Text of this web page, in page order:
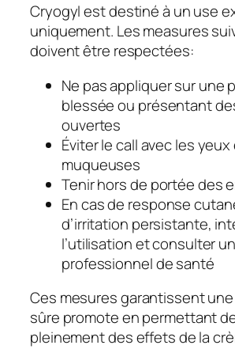
Cryogyl est destiné à un use
uniquement. Les measures
doivent être respectées:
Ne pas appliquer sur une
blessée ou présentant
ouvertes
Éviter le call avec les
muqueuses
Tenir hors de portée des
En cas de response
d’irritation persistante,
l’utilisation et consulter un
professionnel de santé
Ces mesures garantissent
sûre promote en permettant
pleinement des effets de la